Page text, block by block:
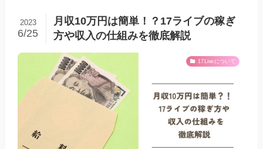
月収10万円は簡単！？17ライブの稼ぎ
方や収入の仕組みを徹底解説
2023
6/25
17Liveについて